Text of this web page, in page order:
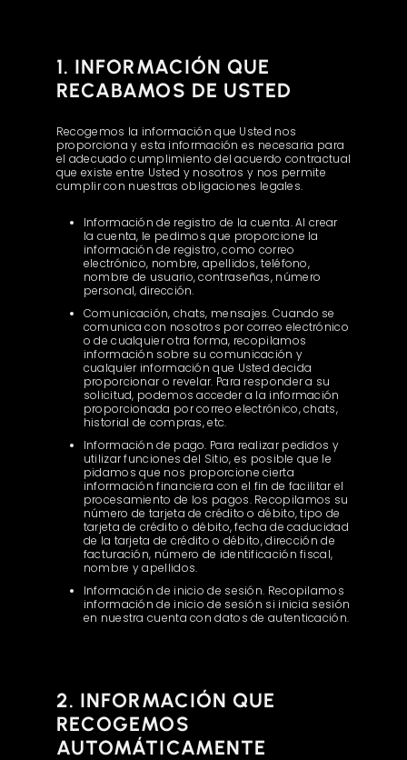
1. INFORMACIÓN QUE
RECABAMOS DE USTED
Recogemos la información que Usted nos
proporciona y esta información es necesaria para
el adecuado cumplimiento del acuerdo contractual
que existe entre Usted y nosotros y nos permite
cumplir con nuestras obligaciones legales.
Información de registro de la cuenta. Al crear
la cuenta, le pedimos que proporcione la
información de registro, como correo
electrónico, nombre, apellidos, teléfono,
nombre de usuario, contraseñas, número
personal, dirección.
Comunicación, chats, mensajes. Cuando se
comunica con nosotros por correo electrónico
o de cualquier otra forma, recopilamos
información sobre su comunicación y
cualquier información que Usted decida
proporcionar o revelar. Para responder a su
solicitud, podemos acceder a la información
proporcionada por correo electrónico, chats,
historial de compras, etc.
Información de pago. Para realizar pedidos y
utilizar funciones del Sitio, es posible que le
pidamos que nos proporcione cierta
información financiera con el fin de facilitar el
procesamiento de los pagos. Recopilamos su
número de tarjeta de crédito o débito, tipo de
tarjeta de crédito o débito, fecha de caducidad
de la tarjeta de crédito o débito, dirección de
facturación, número de identificación fiscal,
nombre y apellidos.
Información de inicio de sesión. Recopilamos
información de inicio de sesión si inicia sesión
en nuestra cuenta con datos de autenticación.
2. INFORMACIÓN QUE
RECOGEMOS
AUTOMÁTICAMENTE